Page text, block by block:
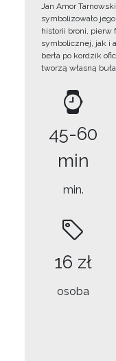
Jan Amor
symbolizowało
historii broni, pierw
symbolicznej, jak i
berła po kordzik
tworzą własną
45-60
min
min.
16 zł
osoba